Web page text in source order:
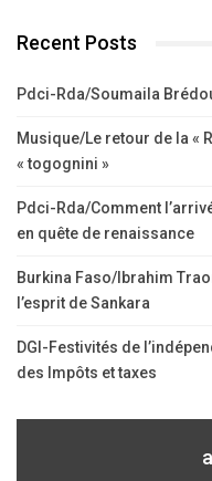
Recent Posts
Pdci-Rda/Soumaila
Musique/Le retour de la «
« togognini »
Pdci-Rda/Comment
en quête de renaissance
Burkina Faso/Ibrahim
l’esprit de Sankara
DGI-Festivités de
des Impôts et taxes